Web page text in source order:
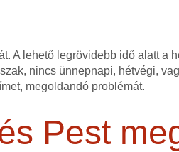
A lehető legrövidebb idő alatt a
nincs ünnepnapi, hétvégi,
megoldandó problémát.
Pest